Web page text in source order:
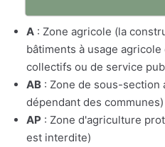
A : Zone agricole (la
bâtiments à usage
collectifs ou de service
AB : Zone de sous-section
dépendant des communes)
AP : Zone d'agriculture
est interdite)